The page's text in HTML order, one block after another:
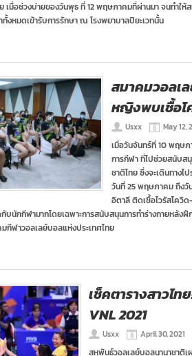
เมื่อช่วงบ่ายของวันพุธ ที่ 12 พฤษภาคมที่ผ่านมา จนทำใ
งหมดเข้ารับการรักษา ณ โรงพยาบาลปิยะเวทนั้น
สมาคมวอลเ
หญิงพบเชื้อโ
Usxx May 12,
เมื่อวันจันทร์ที่ 10 พฤษ
การกีฬา ที่ไปช่วยสนับ
ชาติไทย ซึ่งจะเดินทางไ
วันที่ 25 พฤษภาคม ถึงวั
อิตาลี ติดเชื้อไวรัสโควิ
นักกีฬามากโดยเฉพาะการสนับสนุนการทําร่างกายหลัง
กีฬาวอลเลย์บอลแห่งประเทศไทย
เช็คตารางสาวไ
VNL 2021
Usxx April 30, 2021
สหพันธ์วอลเลย์บอลนานาชาติ